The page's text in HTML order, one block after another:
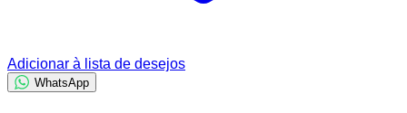
Adicionar à lista de desejos
WhatsApp